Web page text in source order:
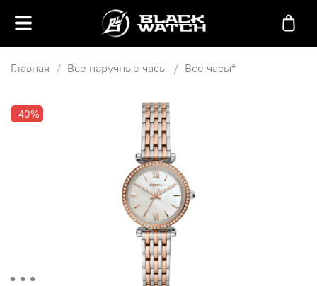
Главная Все наручные часы Все часы*
-40%